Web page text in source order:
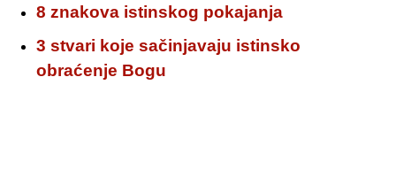
8 znakova istinskog pokajanja
3 stvari koje sačinjavaju istinsko
obraćenje Bogu